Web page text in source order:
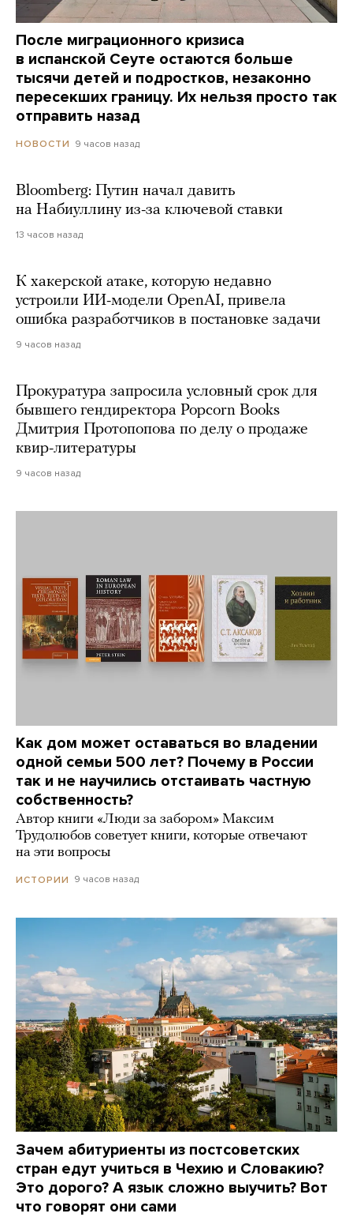
После миграционного кризиса
в испанской Сеуте остаются больше
тысячи детей и подростков, незаконно
пересекших границу. Их нельзя просто так
отправить назад
НОВОСТИ 9 часов назад
Bloomberg: Путин начал давить
на Набиуллину из-за ключевой ставки
13 часов назад
К хакерской атаке, которую недавно
устроили ИИ-модели OpenAI, привела
ошибка разработчиков в постановке задачи
9 часов назад
Прокуратура запросила условный срок для
бывшего гендиректора Popcorn Books
Дмитрия Протопопова по делу о продаже
квир-литературы
9 часов назад
Как дом может оставаться во владении
одной семьи 500 лет? Почему в России
так и не научились отстаивать частную
собственность?
Автор книги «Люди за забором» Максим
Трудолюбов советует книги, которые отвечают
на эти вопросы
ИСТОРИИ 9 часов назад
Зачем абитуриенты из постсоветских
стран едут учиться в Чехию и Словакию?
Это дорого? А язык сложно выучить? Вот
что говорят они сами